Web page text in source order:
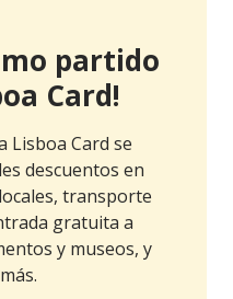
partido
Card!
Lisboa Card se
descuentos en
transporte
gratuita a
y museos, y